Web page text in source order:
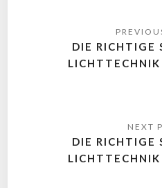
DIE RICHTIGE
DIE RICHTIGE